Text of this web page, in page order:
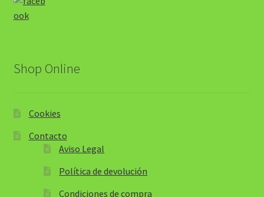
Shop Online
Cookies
Contacto
Aviso Legal
Política de devolución
Condiciones de compra